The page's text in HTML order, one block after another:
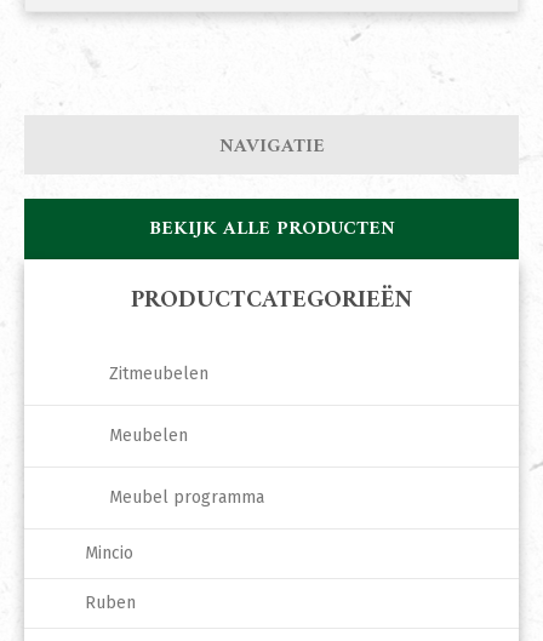
NAVIGATIE
BEKIJK ALLE PRODUCTEN
PRODUCTCATEGORIEËN
Zitmeubelen
Meubelen
Meubel programma
Mincio
Ruben